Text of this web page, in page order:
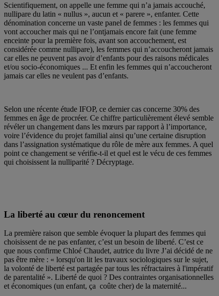
Scientifiquement, on appelle une femme qui n’a jamais accouché,
nullipare du latin « nullus », aucun et « parere », enfanter. Cette
dénomination concerne un vaste panel de femmes : les femmes qui
vont accoucher mais qui ne l’ontjamais encore fait (une femme
enceinte pour la première fois, avant son accouchement, est
considérée comme nullipare), les femmes qui n’accoucheront jamais
car elles ne peuvent pas avoir d’enfants pour des raisons médicales
et/ou socio-économiques ... Et enfin les femmes qui n’accoucheront
jamais car elles ne veulent pas d’enfants.
Selon une récente étude IFOP, ce dernier cas concerne 30% des
femmes en âge de procréer. Ce chiffre particulièrement élevé semble
révéler un changement dans les mœurs par rapport à l’importance,
voire l’évidence du projet familial ainsi qu’une certaine disruption
dans l’assignation systématique du rôle de mère aux femmes. A quel
point ce changement se vérifie-t-il et quel est le vécu de ces femmes
qui choisissent la nulliparité ? Décryptage.
La liberté au cœur du renoncement
La première raison que semble évoquer la plupart des femmes qui
choisissent de ne pas enfanter, c’est un besoin de liberté. C’est ce
que nous confirme Chloé Chaudet, autrice du livre J’ai décidé de ne
pas être mère : « lorsqu'on lit les travaux sociologiques sur le sujet,
la volonté de liberté est partagée par tous les réfractaires à l'impératif
de parentalité ». Liberté de quoi ? Des contraintes organisationnelles
et économiques (un enfant, ça coûte cher) de la maternité...